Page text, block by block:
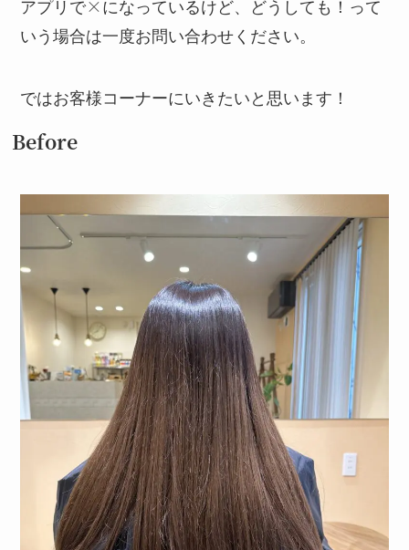
アプリで×になっているけど、どうしても！って
いう場合は一度お問い合わせください。
ではお客様コーナーにいきたいと思います！
Before